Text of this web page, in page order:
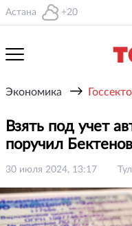
Астана +20
Экономика →
Взять под учет
поручил Бектенов
30 июля 2024, 13:17